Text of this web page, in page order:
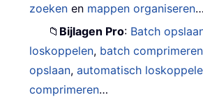
zoeken en mappen organiseren…
📁 Bijlagen Pro: Batch
loskoppelen, batch comprimeren
opslaan,automatisch
comprimeren…